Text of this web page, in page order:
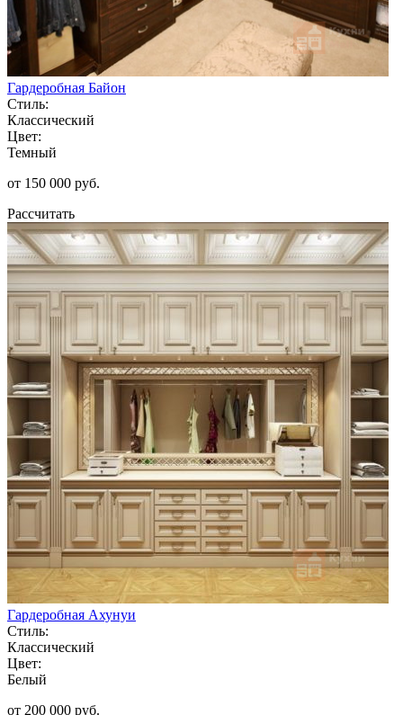
Гардеробная Байон
Стиль:
Классический
Цвет:
Темный
от 150 000 руб.
Рассчитать
Гардеробная Ахунуи
Стиль:
Классический
Цвет:
Белый
от 200 000 руб.